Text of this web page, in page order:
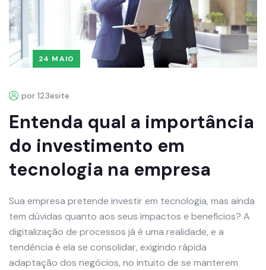
24 MAIO
por 123esite
Entenda qual a importância
do investimento em
tecnologia na empresa
Sua empresa pretende investir em tecnologia, mas ainda
tem dúvidas quanto aos seus impactos e benefícios? A
digitalização de processos já é uma realidade, e a
tendência é ela se consolidar, exigindo rápida
adaptação dos negócios, no intuito de se manterem